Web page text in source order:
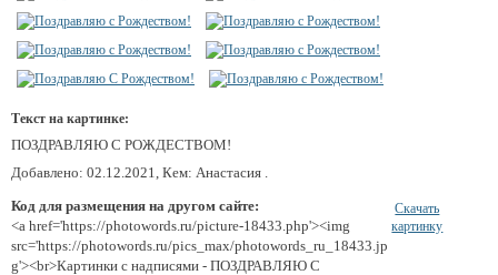
Текст на картинке:
ПОЗДРАВЛЯЮ С РОЖДЕСТВОМ!
Добавлено: 02.12.2021, Кем: Анастасия .
Код для размещения на другом сайте:
<a href='https://photowords.ru/picture-18433.php'><img
src='https://photowords.ru/pics_max/photowords_ru_18433.jp
g'><br>Картинки с надписями - ПОЗДРАВЛЯЮ С
Скачать
картинку